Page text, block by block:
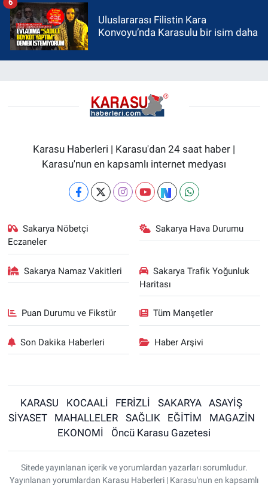
Uluslararası Filistin Kara
Konvoyu’nda Karasulu bir isim daha
6
Karasu Haberleri | Karasu'dan 24 saat haber |
Karasu'nun en kapsamlı internet medyası
Sakarya Nöbetçi
Eczaneler
Sakarya Hava Durumu
Sakarya Namaz Vakitleri
Sakarya Trafik Yoğunluk
Haritası
Puan Durumu ve Fikstür Tüm Manşetler
Son Dakika Haberleri Haber Arşivi
KARASU KOCAALİ FERİZLİ SAKARYA
ASAYİŞ
SİYASET
MAHALLELER SAĞLIK EĞİTİM
MAGAZİN
EKONOMİ
Öncü Karasu Gazetesi
Sitede yayınlanan içerik ve yorumlardan yazarları sorumludur.
Yayınlanan yorumlardan Karasu Haberleri | Karasu'nun en kapsamlı